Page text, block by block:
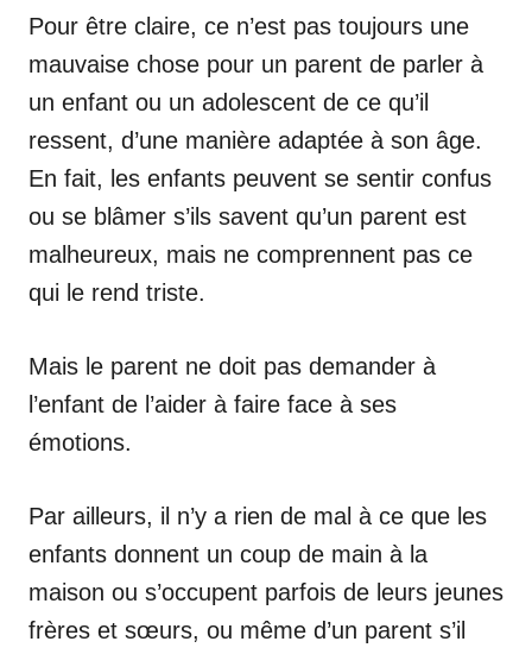
Pour être claire, ce n’est pas toujours une
mauvaise chose pour un parent de parler à
un enfant ou un adolescent de ce qu’il
ressent, d’une manière adaptée à son âge.
En fait, les enfants peuvent se sentir confus
ou se blâmer s’ils savent qu’un parent est
malheureux, mais ne comprennent pas ce
qui le rend triste.
Mais le parent ne doit pas demander à
l’enfant de l’aider à faire face à ses
émotions.
Par ailleurs, il n’y a rien de mal à ce que les
enfants donnent un coup de main à la
maison ou s’occupent parfois de leurs jeunes
frères et sœurs, ou même d’un parent s’il